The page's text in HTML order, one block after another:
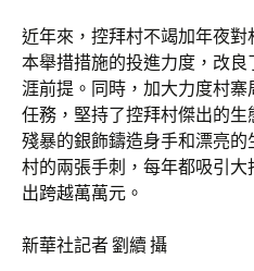
近年來，控拜村不竭加年夜
本舉措措施的投進力度，改
涯前提。同時，加大力度村
任務，堅持了控拜村傑出的生
殘暴的銀飾鑄造身手和漂亮
村的兩張手刺，每年都吸引
出跨越萬萬元。
新華社記者 劉續 攝